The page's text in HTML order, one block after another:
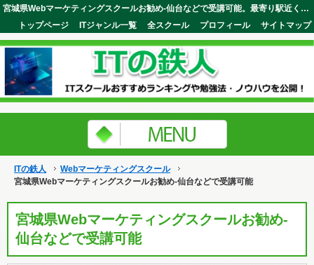
宮城県Webマーケティングスクールお勧め-仙台などで受講可能。最寄り駅近くに教室があるので忙しい人でも安心して通えます。ITの鉄人
サイトマップ
プロフィール
全スクール
ITジャンル一覧
トップページ
ITの鉄人
Webマーケティングスクール
宮城県Webマーケティングスクールお勧め-仙台などで受講可能
宮城県Webマーケティングスクールお勧め-
仙台などで受講可能